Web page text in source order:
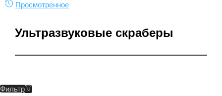
Просмотренное
Ультразвуковые скраберы
Фильтр